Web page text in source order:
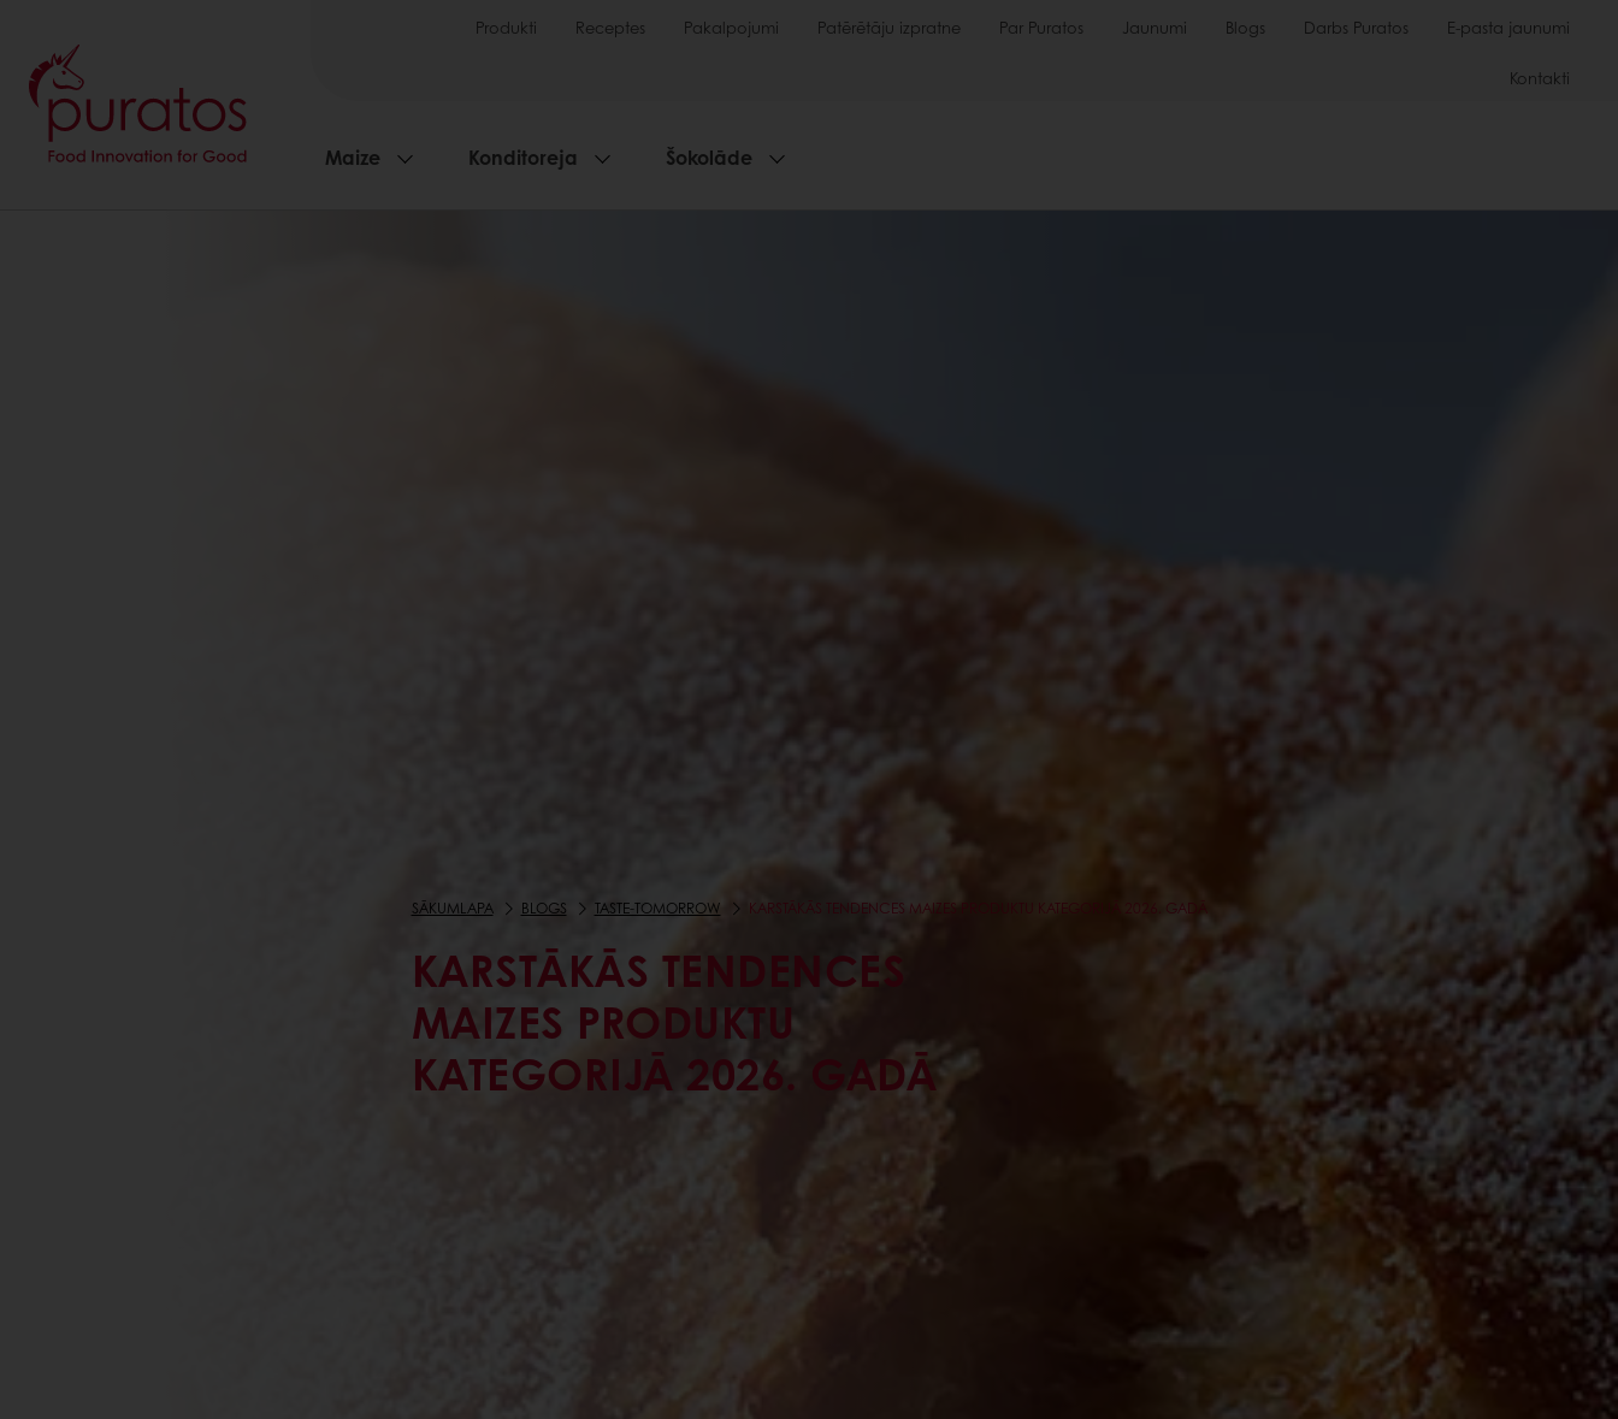
Produkti Receptes Pakalpojumi Patērētāju izpratne Par Puratos Jaunumi Blogs Darbs Puratos E-pasta jaunumi
Kontakti
Maize Konditoreja Šokolāde
SĀKUMLAPA BLOGS TASTE-TOMORROW KARSTĀKĀS TENDENCES MAIZES PRODUKTU KATEGORIJĀ 2026. GADĀ
KARSTĀKĀS TENDENCES
MAIZES PRODUKTU
KATEGORIJĀ 2026. GADĀ